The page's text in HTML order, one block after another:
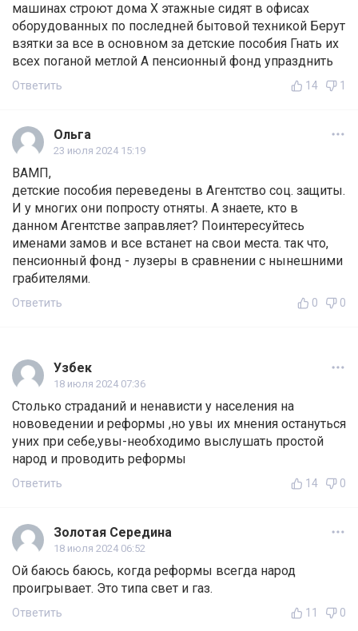
машинах строют дома Х этажные сидят в офисах
оборудованных по последней бытовой техникой Берут
взятки за все в основном за детские пособия Гнать их
всех поганой метлой А пенсионный фонд упразднить
Ответить 14 1
Ольга
23 июля 2024 15:19
ВАМП,
детские пособия переведены в Агентство соц. защиты.
И у многих они попросту отняты. А знаете, кто в
данном Агентстве заправляет? Поинтересуйтесь
именами замов и все встанет на свои места. так что,
пенсионный фонд - лузеры в сравнении с нынешними
грабителями.
Ответить 0 0
Узбек
18 июля 2024 07:36
Столько страданий и ненависти у населения на
нововедении и реформы ,но увы их мнения остануться
уних при себе,увы-необходимо выслушать простой
народ и проводить реформы
Ответить 14 0
Золотая Середина
18 июля 2024 06:52
Ой баюсь баюсь, когда реформы всегда народ
проигрывает. Это типа свет и газ.
Ответить 11 0